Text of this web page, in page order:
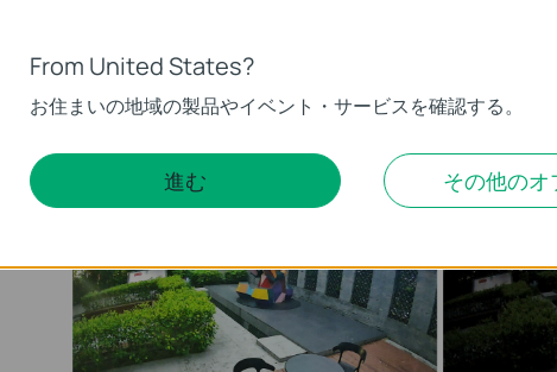
【「InSight S445S」の特徴】
■ColorPro 2.0ナイトビジョンテクノロジーで昼夜問わず
スポットライト等を使用することなく、暗い場所もまる
で鮮明に映し出すことが可能です。
From United States?
お住まいの地域の製品やイベント・サービスを確認する。
進む その他のオ